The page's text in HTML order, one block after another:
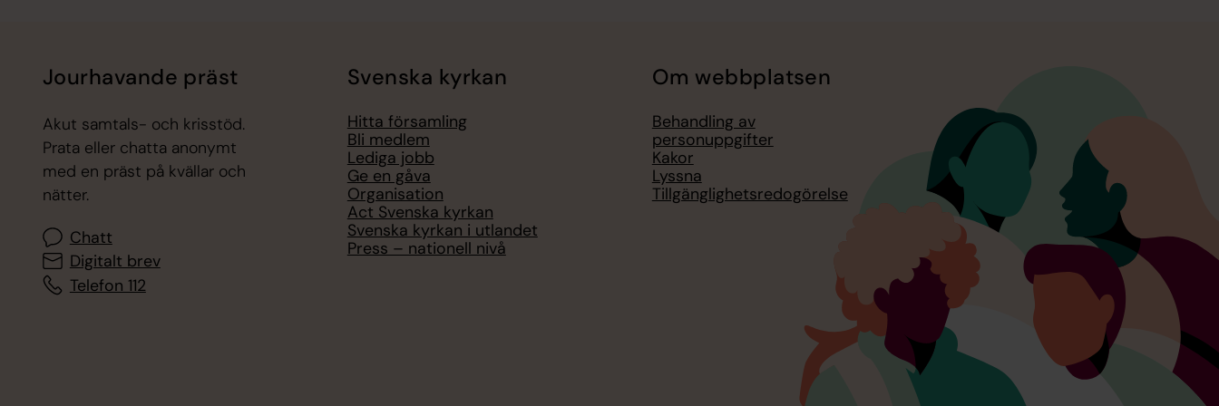
Jourhavande präst
Akut samtals- och krisstöd.
Prata eller chatta anonymt
med en präst på kvällar och
nätter.
Chatt
Digitalt brev
Telefon 112
Svenska kyrkan
Hitta församling
Bli medlem
Lediga jobb
Ge en gåva
Organisation
Act Svenska kyrkan
Svenska kyrkan i utlandet
Press – nationell nivå
Om webbplatsen
Behandling av
personuppgifter
Kakor
Lyssna
Tillgänglighetsredogörelse